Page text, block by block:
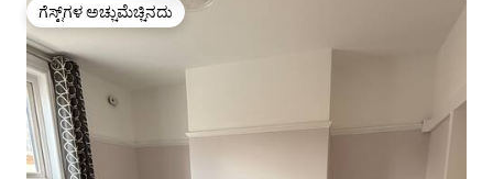
ಗೆಸ್ಟ್‌ಗಳ ಅಚ್ಚುಮೆಚ್ಚಿನದು
ಗೆಸ್ಟ್‌ಗಳ ಅಚ್ಚುಮೆಚ್ಚಿನದು